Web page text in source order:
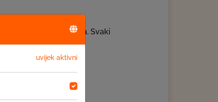
uvijek aktivni
klijentima i partnerima. Svaki